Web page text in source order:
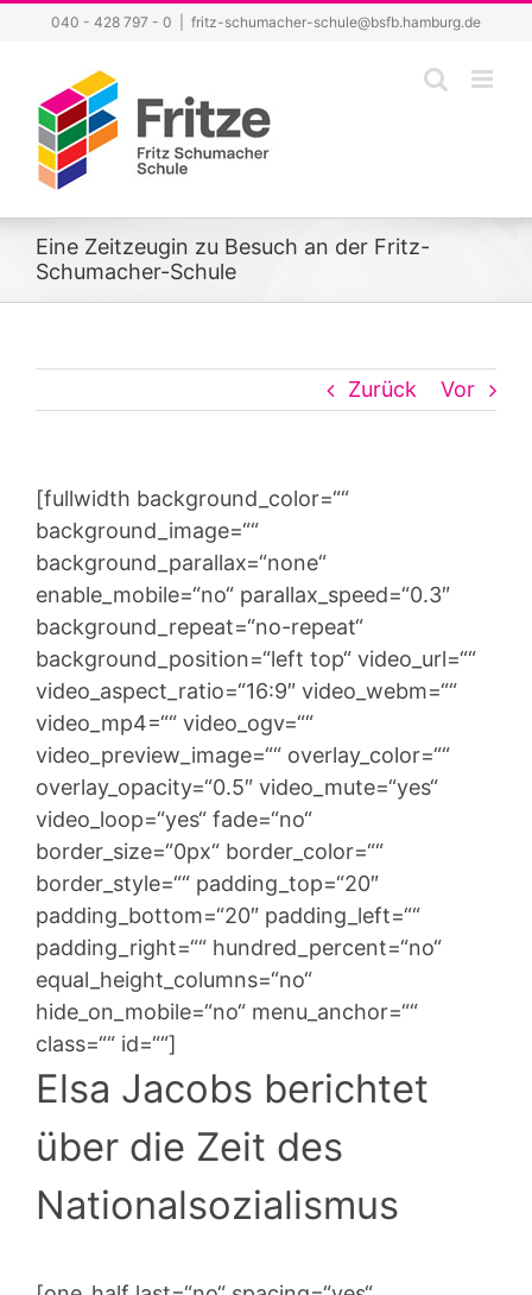
springen
040 - 428 797 - 0 fritz-schumacher-schule@bsfb.hamburg.de
Eine Zeitzeugin zu Besuch an der Fritz-
Schumacher-Schule
Zurück Vor
[fullwidth background_color=““
background_image=““
background_parallax=“none“
enable_mobile=“no“ parallax_speed=“0.3″
background_repeat=“no-repeat“
background_position=“left top“ video_url=““
video_aspect_ratio=“16:9″ video_webm=““
video_mp4=““ video_ogv=““
video_preview_image=““ overlay_color=““
overlay_opacity=“0.5″ video_mute=“yes“
video_loop=“yes“ fade=“no“
border_size=“0px“ border_color=““
border_style=““ padding_top=“20″
padding_bottom=“20″ padding_left=““
padding_right=““ hundred_percent=“no“
equal_height_columns=“no“
hide_on_mobile=“no“ menu_anchor=““
class=““ id=““]
Elsa Jacobs berichtet
über die Zeit des
Nationalsozialismus